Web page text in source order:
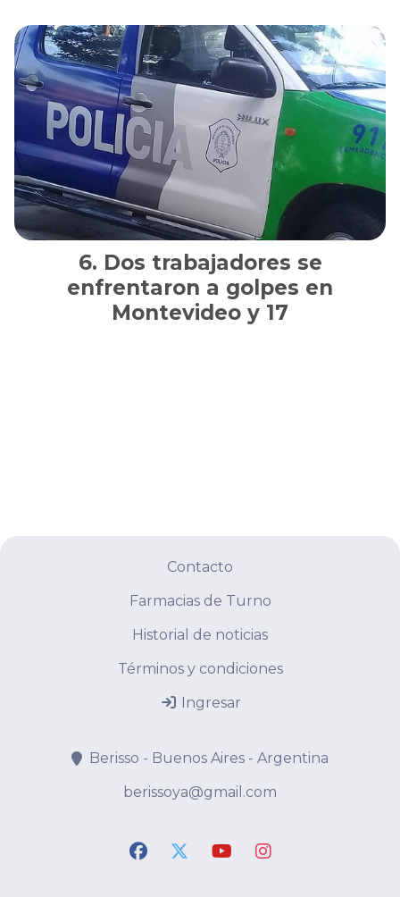
Dos trabajadores se
enfrentaron a golpes en
Montevideo y 17
Contacto
Farmacias de Turno
Historial de noticias
Términos y condiciones
Ingresar
Berisso - Buenos Aires - Argentina
berissoya@gmail.com